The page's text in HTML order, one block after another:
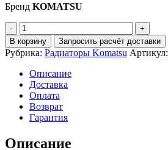
Бренд KOMATSU
Количество
Радиатор
водяной
KOMATSU
20Y-
31111
В корзину Запросить расчёт доставки
Рубрика: Радиаторы Komatsu Артикул:
Описание
Доставка
Оплата
Возврат
Гарантия
Описание